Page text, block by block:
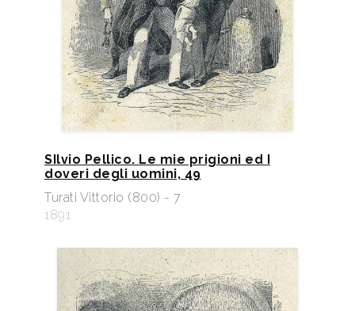
SIlvio Pellico. Le mie prigioni ed I
doveri degli uomini, 49
Turati Vittorio (800) - 7
1891